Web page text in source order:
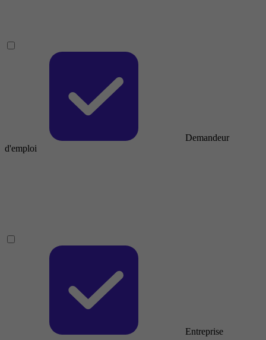
Demandeur
d'emploi
Entreprise